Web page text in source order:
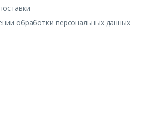
обработки персональных данных